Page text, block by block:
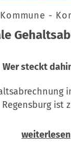
-
Wer steckt
Regensburg ist
weiterlesen